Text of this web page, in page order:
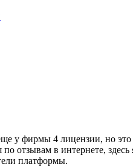
у фирмы 4 лицензии, но
отзывам в интернете,
платформы.